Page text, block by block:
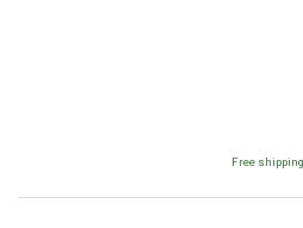
Free shipping